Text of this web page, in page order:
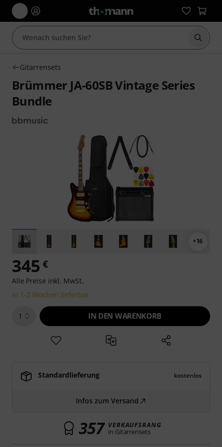
Suche
Gitarrensets
Brümmer JA-60SB Vintage Series
Bundle
+16
345 €
Alle Preise inkl. MwSt.
In 1-2 Wochen lieferbar
1 IN DEN WARENKORB
Standardlieferung kostenlos
Infos zum Versand
357 VERKAUFSRANG
in Gitarrensets